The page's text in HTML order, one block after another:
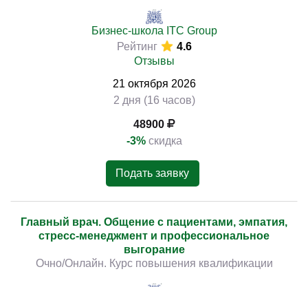
Бизнес-школа ITC Group
Рейтинг
4.6
Отзывы
21 октября 2026
2 дня (16 часов)
48900
-3% скидка
Подать заявку
Главный врач. Общение с пациентами, эмпатия,
стресс-менеджмент и профессиональное
выгорание
Очно/Онлайн. Курс повышения квалификации